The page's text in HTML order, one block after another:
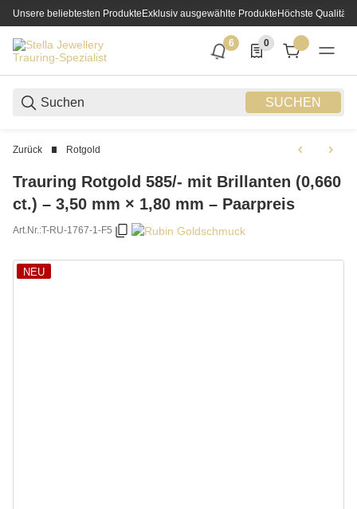
Unsere beliebtesten ProdukteExklusiv ausgewählte ProdukteHöchste Qualität
SUCHEN
6
6 neue Notifizierungen
0
0 Produkte in der
Zurück Rotgold
Trauring Rotgold 585/- mit Brillanten (0,660
ct.) – 3,50 mm × 1,80 mm – Paarpreis
Art.Nr.:T-RU-1767-1-F5
NEU